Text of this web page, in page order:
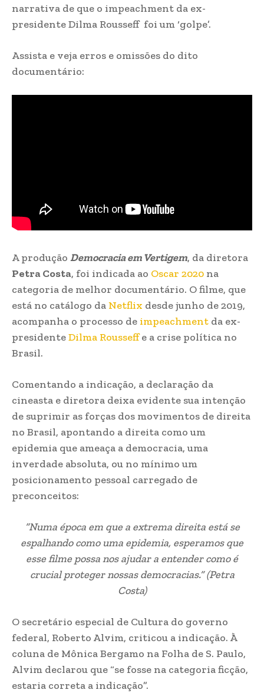
narrativa de que o impeachment da ex-
presidente Dilma Rousseff foi um ‘golpe’.
Assista e veja erros e omissões do dito
documentário:
A produção Democracia em Vertigem, da diretora
Petra Costa, foi indicada ao Oscar 2020 na
categoria de melhor documentário. O filme, que
está no catálogo daNetflix desde junho de 2019,
acompanha o processo de impeachment da ex-
presidenteDilma Rousseffe a crise política no
Brasil.
Comentando a indicação, a declaração da
cineasta e diretora deixa evidente sua intenção
de suprimir as forças dos movimentos de direita
no Brasil, apontando a direita como um
epidemia que ameaça a democracia, uma
inverdade absoluta, ou no mínimo um
posicionamento pessoal carregado de
preconceitos:
“Numa época em que a extrema direita está se
espalhando como uma epidemia, esperamos que
esse filme possa nos ajudar a entender como é
crucial proteger nossas democracias.” (Petra
Costa)
O secretário especial de Cultura do governo
federal, Roberto Alvim, criticou a indicação. À
coluna de Mônica Bergamo na Folha de S. Paulo,
Alvim declarou que “se fosse na categoria ficção,
estaria correta a indicação”.